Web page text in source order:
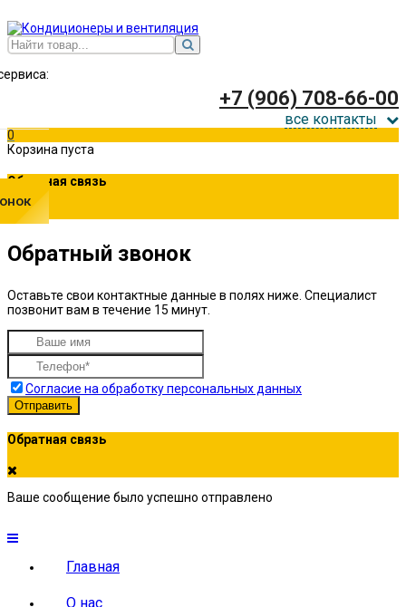
+7 (906) 708-66-00
все контакты
0
Корзина пуста
Обратная связь
Обратный звонок
Оставьте свои контактные данные в полях ниже. Специалист
позвонит вам в течение 15 минут.
Согласие на обработку персональных данных
Отправить
Обратная связь
Ваше сообщение было успешно отправлено
Главная
О нас